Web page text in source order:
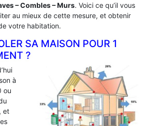
– Combles – Murs. Voici ce qu’il vous
au mieux de cette mesure, et obtenir
votre habitation.
SA MAISON POUR 1
?
à
ou
et